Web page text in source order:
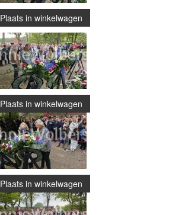
Plaats in winkelwagen
Plaats in winkelwagen
Plaats in winkelwagen